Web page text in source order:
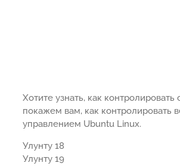
Хотите узнать, как
покажем вам, как контролировать
управлением Ubuntu Linux.
Улунту 18
Улунту 19